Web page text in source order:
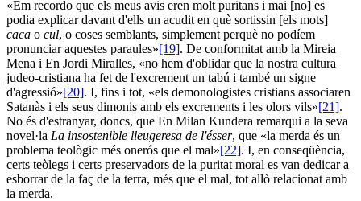
«Em recordo que els meus avis eren molt puritans i mai [no] es
podia explicar davant d'ells un acudit en què sortissin [els mots]
caca o cul, o coses semblants, simplement perquè no podíem
pronunciar aquestes paraules»[19]. De conformitat amb la Mireia
Mena i En Jordi Miralles, «no hem d'oblidar que la nostra cultura
judeo-cristiana ha fet de l'excrement un tabú i també un signe
d'agressió»[20]. I, fins i tot, «els demonologistes cristians associaren
Satanàs i els seus dimonis amb els excrements i les olors vils»[21].
No és d'estranyar, doncs, que En Milan Kundera remarqui a la seva
novel·la La insostenible lleugeresa de l'ésser, que «la merda és un
problema teològic més onerós que el mal»[22]. I, en conseqüència,
certs teòlegs i certs preservadors de la puritat moral es van dedicar a
esborrar de la faç de la terra, més que el mal, tot allò relacionat amb
la merda.